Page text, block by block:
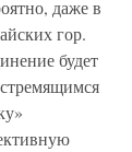
даже в
гор.
будет